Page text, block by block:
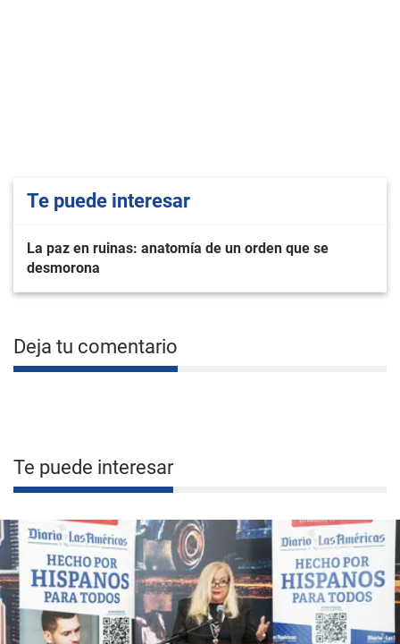
Te puede interesar
La paz en ruinas: anatomía de un orden que se
desmorona
Deja tu comentario
Te puede interesar